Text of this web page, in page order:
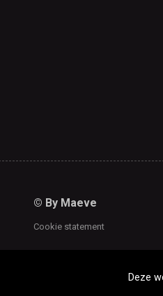
© By Maeve
Cookie statement
Deze